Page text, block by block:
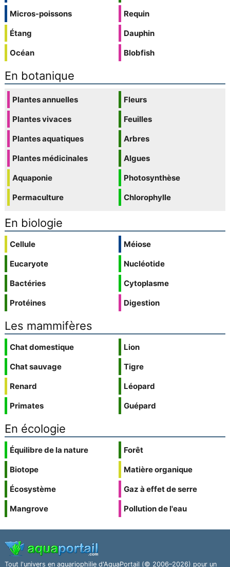
Micros-poissons
Étang
Océan
Requin
Dauphin
Blobfish
En botanique
Plantes annuelles
Plantes vivaces
Plantes aquatiques
Plantes médicinales
Aquaponie
Permaculture
Fleurs
Feuilles
Arbres
Algues
Photosynthèse
Chlorophylle
En biologie
Cellule
Eucaryote
Bactéries
Protéines
Méiose
Nucléotide
Cytoplasme
Digestion
Les mammifères
Chat domestique
Chat sauvage
Renard
Primates
Lion
Tigre
Léopard
Guépard
En écologie
Équilibre de la nature
Biotope
Écosystème
Mangrove
Forêt
Matière organique
Gaz à effet de serre
Pollution de l'eau
Tout l'univers en aquariophilie d'AquaPortail (© 2006–2026) pour un